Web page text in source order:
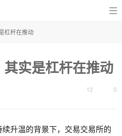
杠杆在推动
实是杠杆在推动
12 0
升温的背景下，交易交易所的